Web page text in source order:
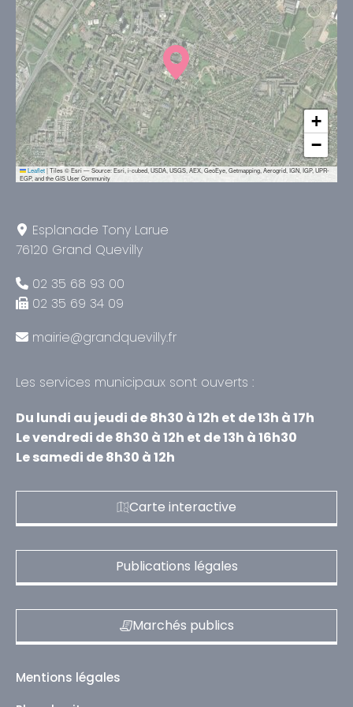
+
−
Leaflet |Tiles © Esri — Source: Esri, i-cubed, USDA, USGS, AEX, GeoEye, Getmapping, Aerogrid, IGN, IGP, UPR-
EGP, and the GIS User Community
Esplanade Tony Larue
76120 Grand Quevilly
02 35 68 93 00
02 35 69 34 09
mairie@grandquevilly.fr
Les services municipaux sont ouverts :
Du lundi au jeudi de 8h30 à 12h et de 13h à 17h
Le vendredi de 8h30 à 12h et de 13h à 16h30
Le samedi de 8h30 à 12h
Carte interactive
Publications légales
Marchés publics
Mentions légales